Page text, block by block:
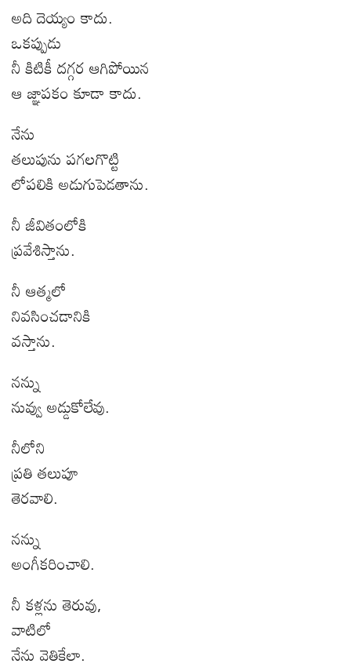
అది దెయ్యం కాదు.
ఒకప్పుడు
నీ కిటికీ దగ్గర ఆగిపోయిన
ఆ జ్ఞాపకం కూడా కాదు.
నేను
తలుపును పగలగొట్టి
లోపలికి అడుగుపెడతాను.
నీ జీవితంలోకి
ప్రవేశిస్తాను.
నీ ఆత్మలో
నివసించడానికి
వస్తాను.
నన్ను
నువ్వు అడ్డుకోలేవు.
నీలోని
ప్రతి తలుపూ
తెరవాలి.
నన్ను
అంగీకరించాలి.
నీ కళ్లను తెరువు,
వాటిలో
నేను వెతికేలా.